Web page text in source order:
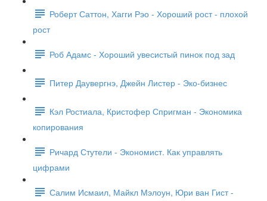
Роберт Саттон, Хагги Рэо - Хороший рост - плохой
рост
Роб Адамс - Хороший увесистый пинок под зад
Питер Даувергнэ, Джейн Листер - Эко-бизнес
Кэл Ростиала, Кристофер Спригман - Экономика
копирования
Ричард Стутели - Экономист. Как управлять
цифрами
Салим Исмаил, Майкл Мэлоун, Юри ван Гист -